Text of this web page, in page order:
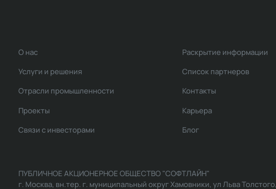
О нас
Услуги и решения
Отрасли промышленности
Проекты
Связи с инвесторами
Раскрытие информации
Список партнеров
Контакты
Карьера
Блог
ПУБЛИЧНОЕ АКЦИОНЕРНОЕ ОБЩЕСТВО "СОФТЛАЙН"
г. Москва, вн.тер. г. муниципальный округ Хамовники, ул Льва